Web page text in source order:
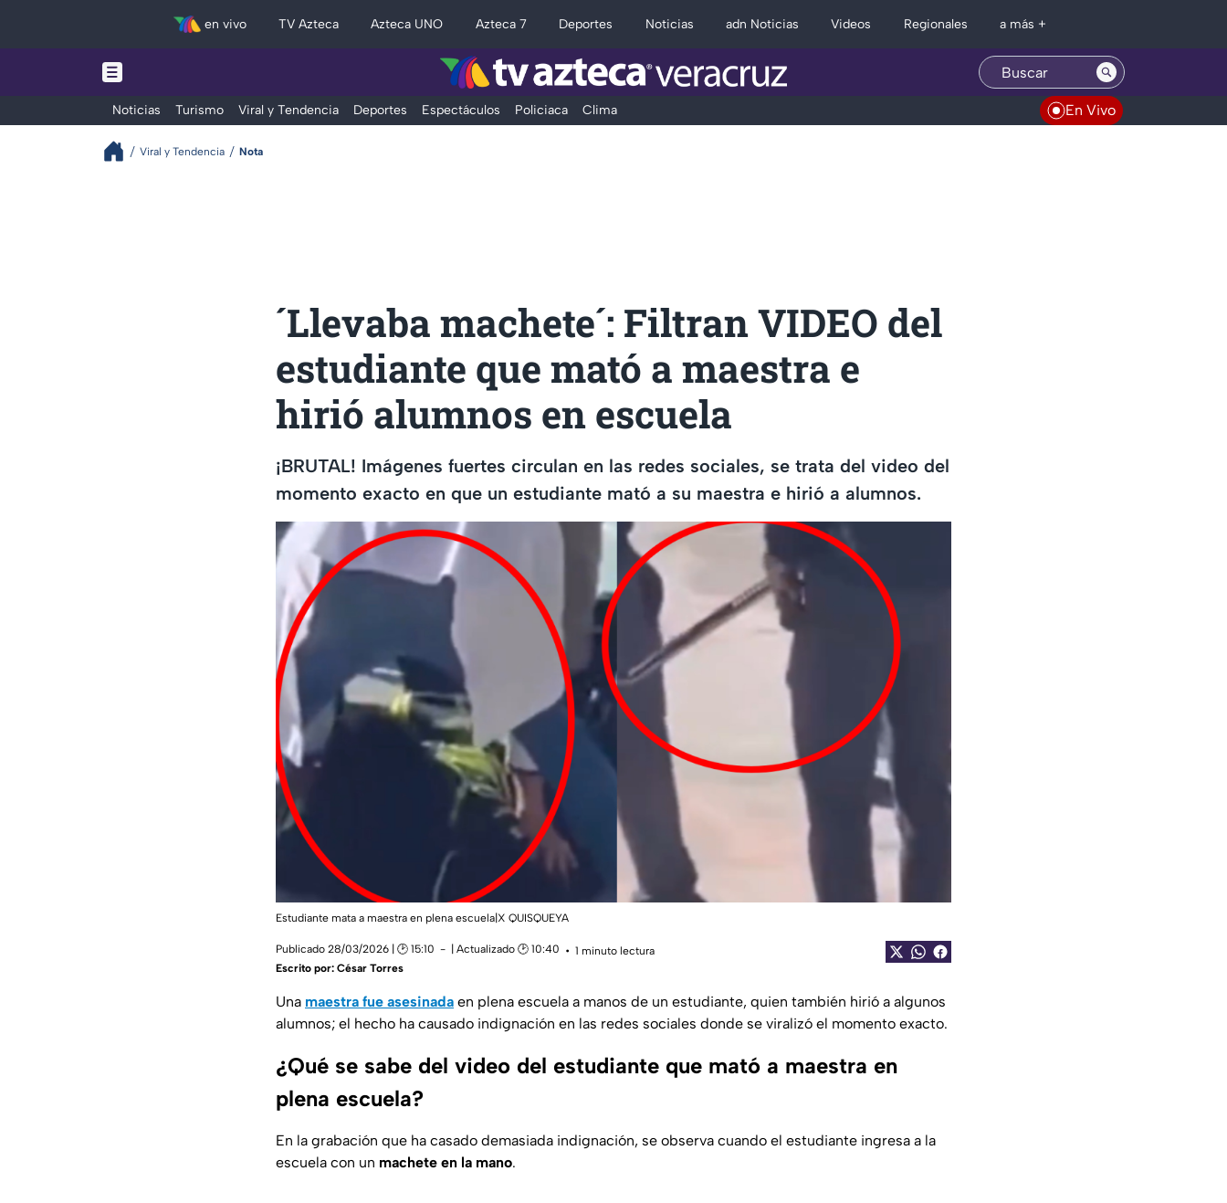
en vivo TV Azteca Azteca UNO Azteca 7 Deportes Noticias adn Noticias Videos Regionales a más +
Noticias Turismo Viral y Tendencia Deportes Espectáculos Policiaca Clima En Vivo
Viral y Tendencia Nota
´Llevaba machete´: Filtran VIDEO del
estudiante que mató a maestra e
hirió alumnos en escuela
¡BRUTAL! Imágenes fuertes circulan en las redes sociales, se trata del video del
momento exacto en que un estudiante mató a su maestra e hirió a alumnos.
Estudiante mata a maestra en plena escuela|X QUISQUEYA
Publicado 28/03/2026 | 🕑 15:10 | Actualizado 🕑 10:40
1 minuto lectura
Escrito por: César Torres
Una maestra fue asesinada en plena escuela a manos de un estudiante, quien también hirió a algunos
alumnos; el hecho ha causado indignación en las redes sociales donde se viralizó el momento exacto.
¿Qué se sabe del video del estudiante que mató a maestra en
plena escuela?
En la grabación que ha casado demasiada indignación, se observa cuando el estudiante ingresa a la
escuela con un machete en la mano.